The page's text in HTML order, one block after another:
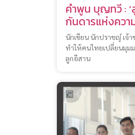
คำพูน บุญทวี :
กันดารแห่งควา
นักเขียน นักปราชญ์ เจ้า
ทำให้คนไทยเปลี่ยนมุม
ลูกอีสาน